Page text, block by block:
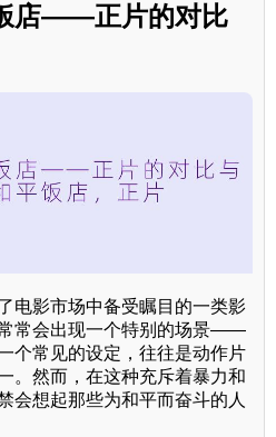
店——正片的对比
电影市场中备受瞩目的一类影
常会出现一个特别的场景——
个常见的设定，往往是动作片
。然而，在这种充斥着暴力和
会想起那些为和平而奋斗的人